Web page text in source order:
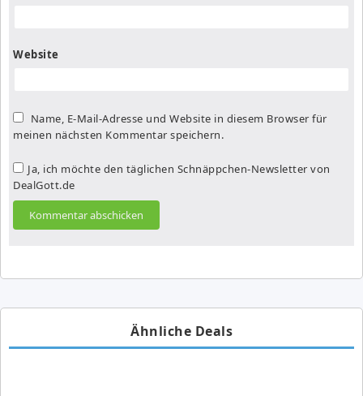
Website
Name, E-Mail-Adresse und Website in diesem Browser für
meinen nächsten Kommentar speichern.
Ja, ich möchte den täglichen Schnäppchen-Newsletter von
DealGott.de
Ähnliche Deals